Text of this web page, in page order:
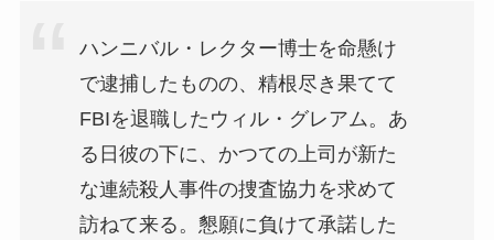
ハンニバル・レクター博士を命懸け
で逮捕したものの、精根尽き果てて
FBIを退職したウィル・グレアム。あ
る日彼の下に、かつての上司が新た
な連続殺人事件の捜査協力を求めて
訪ねて来る。懇願に負けて承諾した